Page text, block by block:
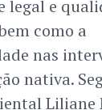
legal e
como a
nas
nativa.
Liliane